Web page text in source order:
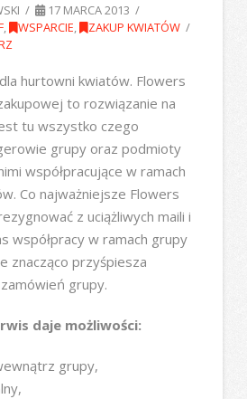
17 MARCA 2013
, WSPARCIE,
ZAKUP KWIATÓW
hurtowni kwiatów. Flowers
to rozwiązanie na
tu wszystko czego
grupy oraz podmioty
współpracujące w ramach
Co najważniejsze Flowers
z uciążliwych maili i
współpracy w ramach grupy
znacząco przyśpiesza
grupy.
daje możliwości:
grupy,